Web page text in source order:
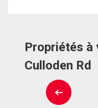
Propriétés à
Culloden Rd